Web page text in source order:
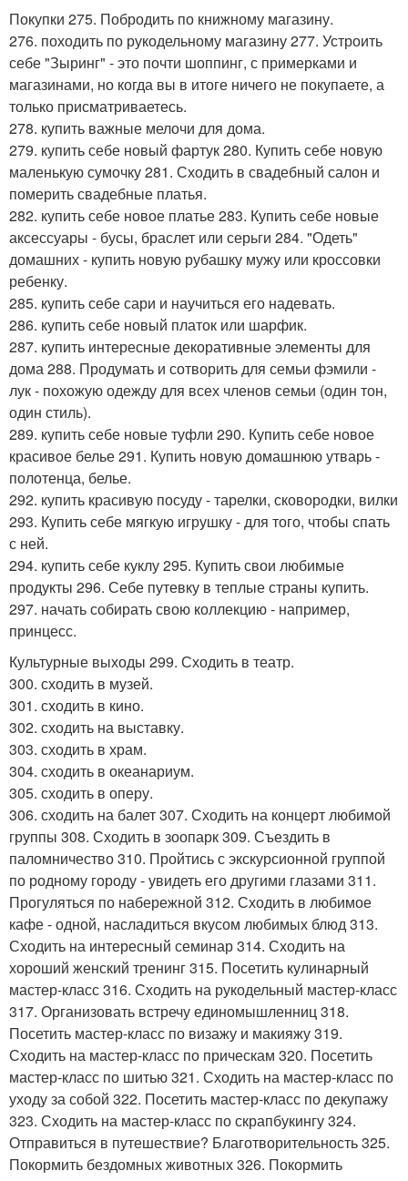
Покупки 275. Побродить по книжному магазину.
276. походить по рукодельному магазину 277. Устроить
себе "Зыринг" - это почти шоппинг, с примерками и
магазинами, но когда вы в итоге ничего не покупаете, а
только присматриваетесь.
278. купить важные мелочи для дома.
279. купить себе новый фартук 280. Купить себе новую
маленькую сумочку 281. Сходить в свадебный салон и
померить свадебные платья.
282. купить себе новое платье 283. Купить себе новые
аксессуары - бусы, браслет или серьги 284. "Одеть"
домашних - купить новую рубашку мужу или кроссовки
ребенку.
285. купить себе сари и научиться его надевать.
286. купить себе новый платок или шарфик.
287. купить интересные декоративные элементы для
дома 288. Продумать и сотворить для семьи фэмили -
лук - похожую одежду для всех членов семьи (один тон,
один стиль).
289. купить себе новые туфли 290. Купить себе новое
красивое белье 291. Купить новую домашнюю утварь -
полотенца, белье.
292. купить красивую посуду - тарелки, сковородки, вилки
293. Купить себе мягкую игрушку - для того, чтобы спать
с ней.
294. купить себе куклу 295. Купить свои любимые
продукты 296. Себе путевку в теплые страны купить.
297. начать собирать свою коллекцию - например,
принцесс.
Культурные выходы 299. Сходить в театр.
300. сходить в музей.
301. сходить в кино.
302. сходить на выставку.
303. сходить в храм.
304. сходить в океанариум.
305. сходить в оперу.
306. сходить на балет 307. Сходить на концерт любимой
группы 308. Сходить в зоопарк 309. Съездить в
паломничество 310. Пройтись с экскурсионной группой
по родному городу - увидеть его другими глазами 311.
Прогуляться по набережной 312. Сходить в любимое
кафе - одной, насладиться вкусом любимых блюд 313.
Сходить на интересный семинар 314. Сходить на
хороший женский тренинг 315. Посетить кулинарный
мастер-класс 316. Сходить на рукодельный мастер-класс
317. Организовать встречу единомышленниц 318.
Посетить мастер-класс по визажу и макияжу 319.
Сходить на мастер-класс по прическам 320. Посетить
мастер-класс по шитью 321. Сходить на мастер-класс по
уходу за собой 322. Посетить мастер-класс по декупажу
323. Сходить на мастер-класс по скрапбукингу 324.
Отправиться в путешествие? Благотворительность 325.
Покормить бездомных животных 326. Покормить